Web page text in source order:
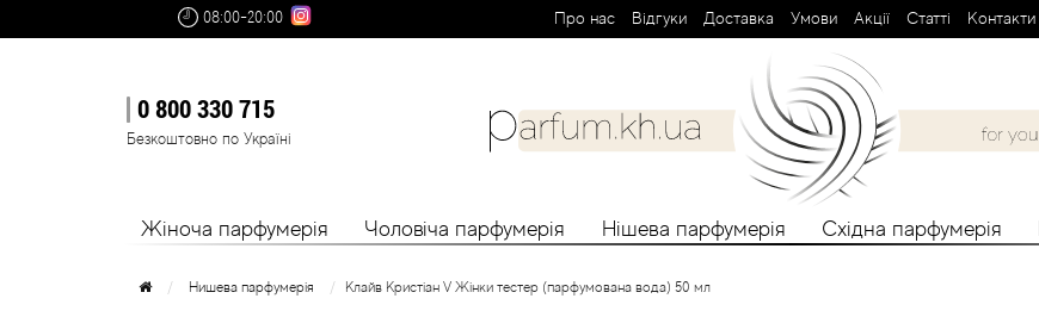
08:00-20:00 Про нас Вiдгуки Доставка Умови Aкції Cтатті Контакти
0 800 330 715
Безкоштовно по Україні
Жіноча парфумерія Чоловіча парфумерія Нішева парфумерія Східна парфумерія
Нишева парфумерія Клайв Кристіан V Жінки тестер (парфумована вода) 50 мл